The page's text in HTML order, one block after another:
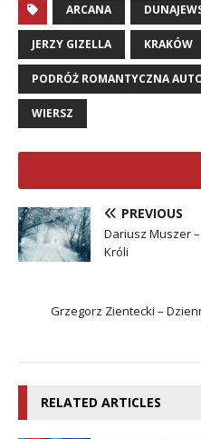
ARCANA
JERZY GIZELLA KRAKÓW
PODRÓŻ ROMANTYCZNA
WIERSZ
PREVIOUS
Dariusz Muszer
Króli
Grzegorz Zientecki –
RELATED ARTICLES